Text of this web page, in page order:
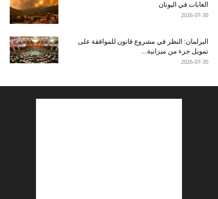
الغابات في اليونان
2026-07-30
البرلمان: النظر في مشروع قانون للموافقة على
تمويل جزء من ميزانية...
2026-07-30